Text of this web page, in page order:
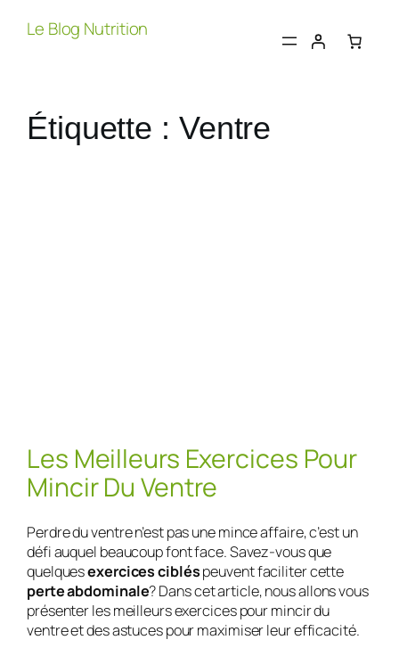
Le Blog Nutrition
Étiquette : Ventre
Les Meilleurs Exercices Pour
Mincir Du Ventre
Perdre du ventre n’est pas une mince affaire, c’est un
défi auquel beaucoup font face. Savez-vous que
quelquesexercices cibléspeuvent faciliter cette
perte abdominale? Dans cet article, nous allons vous
présenter les meilleurs exercices pour mincir du
ventre et des astuces pour maximiser leur efficacité.